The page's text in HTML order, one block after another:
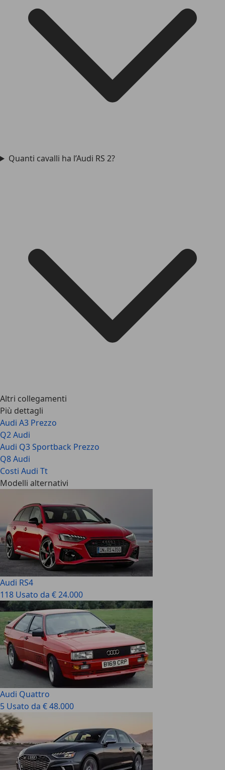
Quanti cavalli ha l’Audi RS 2?
Altri collegamenti
Più dettagli
Audi A3 Prezzo
Q2 Audi
Audi Q3 Sportback Prezzo
Q8 Audi
Costi Audi Tt
Modelli alternativi
Audi RS4
118 Usato da € 24.000
Audi Quattro
5 Usato da € 48.000